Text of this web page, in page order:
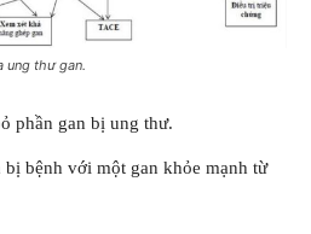
ung thư gan.
phần gan bị ung thư.
bị bệnh với một gan khỏe mạnh từ